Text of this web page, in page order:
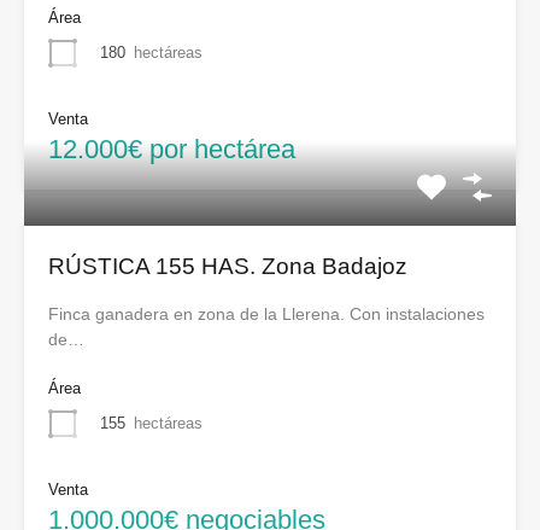
Área
180 hectáreas
Venta
12.000€ por hectárea
RÚSTICA 155 HAS. Zona Badajoz
Finca ganadera en zona de la Llerena. Con instalaciones
de…
Área
155 hectáreas
Venta
1.000.000€ negociables